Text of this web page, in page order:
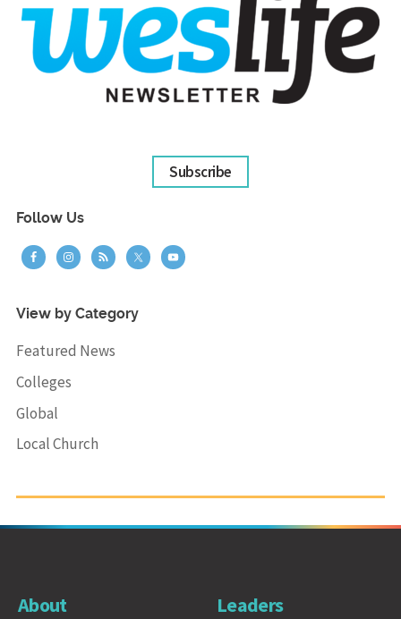
Subscribe
Follow Us
View by Category
Featured News
Colleges
Global
Local Church
About Leaders